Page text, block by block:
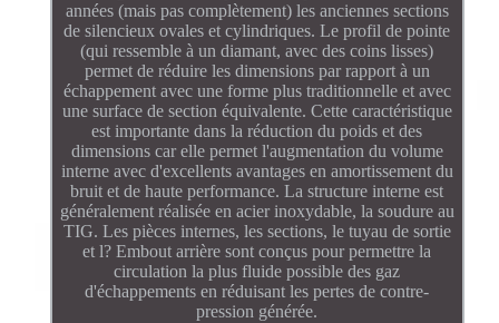
années (mais pas complètement) les anciennes sections
de silencieux ovales et cylindriques. Le profil de pointe
(qui ressemble à un diamant, avec des coins lisses)
permet de réduire les dimensions par rapport à un
échappement avec une forme plus traditionnelle et avec
une surface de section équivalente. Cette caractéristique
est importante dans la réduction du poids et des
dimensions car elle permet l'augmentation du volume
interne avec d'excellents avantages en amortissement du
bruit et de haute performance. La structure interne est
généralement réalisée en acier inoxydable, la soudure au
TIG. Les pièces internes, les sections, le tuyau de sortie
et l? Embout arrière sont conçus pour permettre la
circulation la plus fluide possible des gaz
d'échappements en réduisant les pertes de contre-
pression générée.